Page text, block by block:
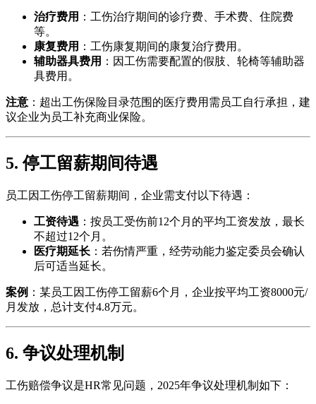
治疗费用 ：工伤治疗期间的诊疗费、手术费、住院费
等。
康复费用 ：工伤康复期间的康复治疗费用。
辅助器具费用 ：因工伤需要配置的假肢、轮椅等辅助器
具费用。
注意 ：超出工伤保险目录范围的医疗费用需员工自行承担，建
议企业为员工补充商业保险。
5. 停工留薪期间待遇
员工因工伤停工留薪期间，企业需支付以下待遇：
工资待遇 ：按员工受伤前12个月的平均工资发放，最长
不超过12个月。
医疗期延长 ：若伤情严重，经劳动能力鉴定委员会确认
后可适当延长。
案例 ：某员工因工伤停工留薪6个月，企业按平均工资8000元/
月发放，总计支付4.8万元。
6. 争议处理机制
工伤赔偿争议是HR常见问题，2025年争议处理机制如下：